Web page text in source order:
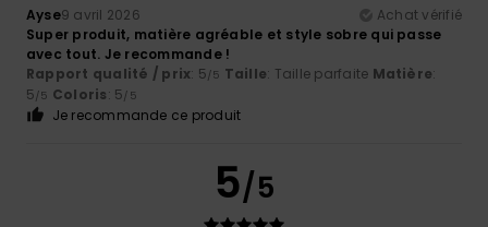
Ayse9 avril 2026
Achat vérifié
Super produit, matière agréable et style sobre qui passe
avec tout. Je recommande !
Rapport qualité / prix: 5/5 Taille: Taille parfaite Matière:
5/5 Coloris: 5/5
Je recommande ce produit
5/5